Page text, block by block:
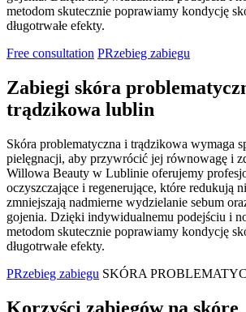
metodom skutecznie poprawiamy kondycję
długotrwałe efekty.
Free consultation PRzebieg zabiegu
Zabiegi skóra
trądzikowa lublin
Skóra problematyczna i trądzikowa wymaga
pielęgnacji, aby przywrócić jej równowagę i
Willowa Beauty w Lublinie oferujemy
oczyszczające i regenerujące, które redukują
zmniejszają nadmierne wydzielanie sebum
gojenia. Dzięki indywidualnemu podejściu i
metodom skutecznie poprawiamy kondycję
długotrwałe efekty.
PRzebieg zabiegu SKÓRA
Korzyści zabiegów na skórę